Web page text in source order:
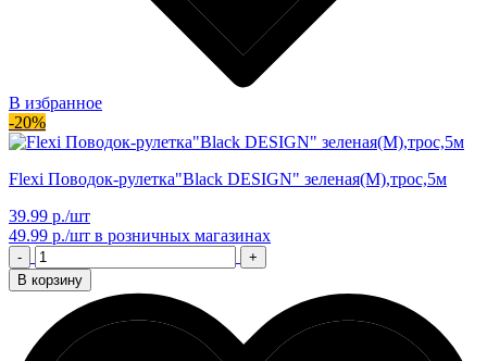
В избранное
-20%
Flexi Поводок-рулетка"Black DESIGN" зеленая(М),трос,5м
39.99 р./шт
49.99 р./шт в розничных магазинах
-
+
В корзину